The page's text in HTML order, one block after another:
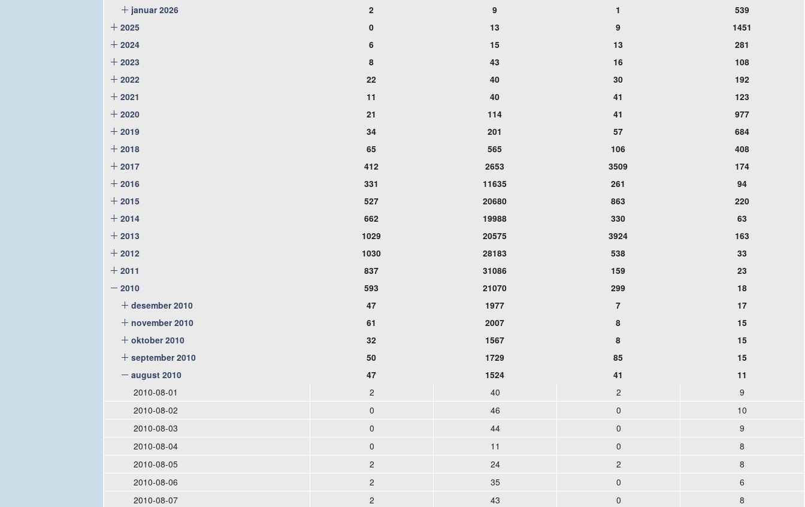
januar 2026
2 9 1
539
2025
0 13 9
1451
2024
6 15 13
281
2023
8 43 16
108
2022
22 40 30
192
2021
11 40 41
123
2020
21 114 41
977
2019
34 201 57
684
2018
65 565 106
408
2017
412 2653 3509
174
2016
331 11635 261
94
2015
527 20680 863
220
2014
662 19988 330
63
2013
1029 20575 3924
163
2012
1030 28183 538
33
2011
837 31086 159
23
2010
593 21070 299
18
desember 2010
47 1977 7
17
november 2010
61 2007 8
15
oktober 2010
32 1567 8
15
september 2010
50 1729 85
15
august 2010
47 1524 41
11
2010-08-01
2 40 2
9
2010-08-02
0 46 0
10
2010-08-03
0 44 0
9
2010-08-04
0 11 0
8
2010-08-05
2 24 2
8
2010-08-06
2 35 0
6
2010-08-07
2 43 0
8